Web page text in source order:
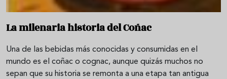
La milenaria historia del Coñac
Una de las bebidas más conocidas y consumidas en el
mundo es el coñac o cognac, aunque quizás muchos no
sepan que su historia se remonta a una etapa tan antigua